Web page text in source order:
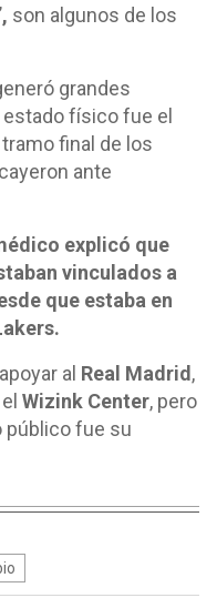
son algunos de los
grandes
físico fue el
final de los
cayeron ante
explicó que
vinculados a
que estaba en
al Real Madrid ,
Wizink Center, pero
público fue su